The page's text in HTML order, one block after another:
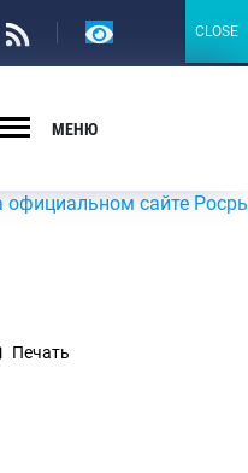
Версия
МЕНЮ
сайте
Печать
CLOSE
CLOSE